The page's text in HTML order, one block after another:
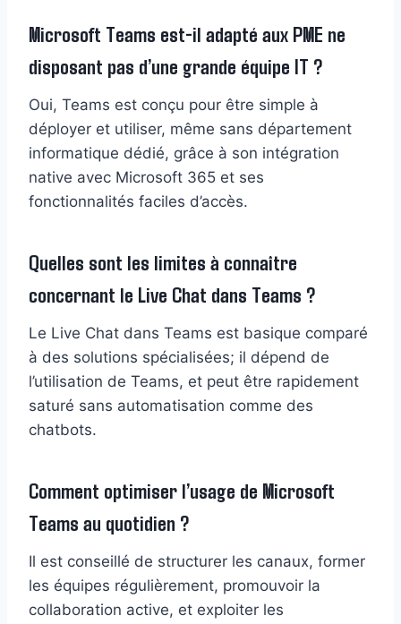
Microsoft Teams est-il adapté aux PME ne
disposant pas d’une grande équipe IT ?
Oui, Teams est conçu pour être simple à
déployer et utiliser, même sans département
informatique dédié, grâce à son intégration
native avec Microsoft 365 et ses
fonctionnalités faciles d’accès.
Quelles sont les limites à connaître
concernant le Live Chat dans Teams ?
Le Live Chat dans Teams est basique comparé
à des solutions spécialisées; il dépend de
l’utilisation de Teams, et peut être rapidement
saturé sans automatisation comme des
chatbots.
Comment optimiser l’usage de Microsoft
Teams au quotidien ?
Il est conseillé de structurer les canaux, former
les équipes régulièrement, promouvoir la
collaboration active, et exploiter les